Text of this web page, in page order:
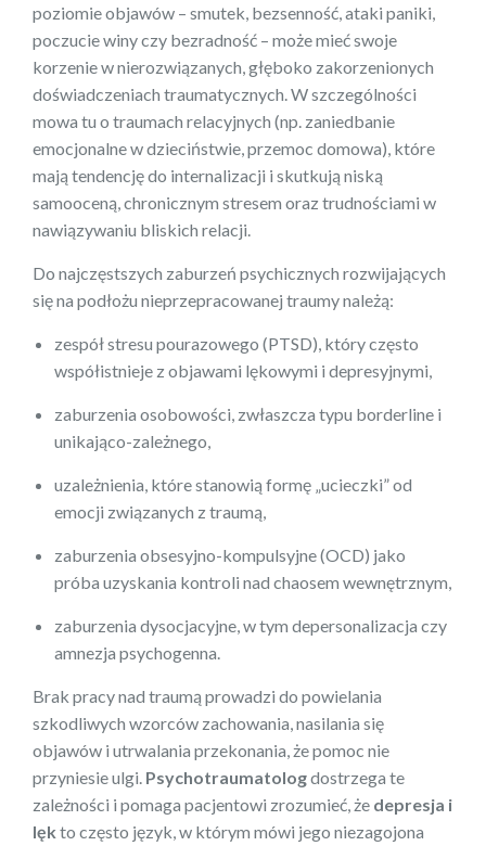
poziomie objawów – smutek, bezsenność, ataki paniki,
poczucie winy czy bezradność – może mieć swoje
korzenie w nierozwiązanych, głęboko zakorzenionych
doświadczeniach traumatycznych. W szczególności
mowa tu o traumach relacyjnych (np. zaniedbanie
emocjonalne w dzieciństwie, przemoc domowa), które
mają tendencję do internalizacji i skutkują niską
samooceną, chronicznym stresem oraz trudnościami w
nawiązywaniu bliskich relacji.
Do najczęstszych zaburzeń psychicznych rozwijających
się na podłożu nieprzepracowanej traumy należą:
zespół stresu pourazowego (PTSD), który często
współistnieje z objawami lękowymi i depresyjnymi,
zaburzenia osobowości, zwłaszcza typu borderline i
unikająco-zależnego,
uzależnienia, które stanowią formę „ucieczki” od
emocji związanych z traumą,
zaburzenia obsesyjno-kompulsyjne (OCD) jako
próba uzyskania kontroli nad chaosem wewnętrznym,
zaburzenia dysocjacyjne, w tym depersonalizacja czy
amnezja psychogenna.
Brak pracy nad traumą prowadzi do powielania
szkodliwych wzorców zachowania, nasilania się
objawów i utrwalania przekonania, że pomoc nie
przyniesie ulgi. Psychotraumatologdostrzega te
zależności i pomaga pacjentowi zrozumieć, że depresja i
lęk to często język, w którym mówi jego niezagojona